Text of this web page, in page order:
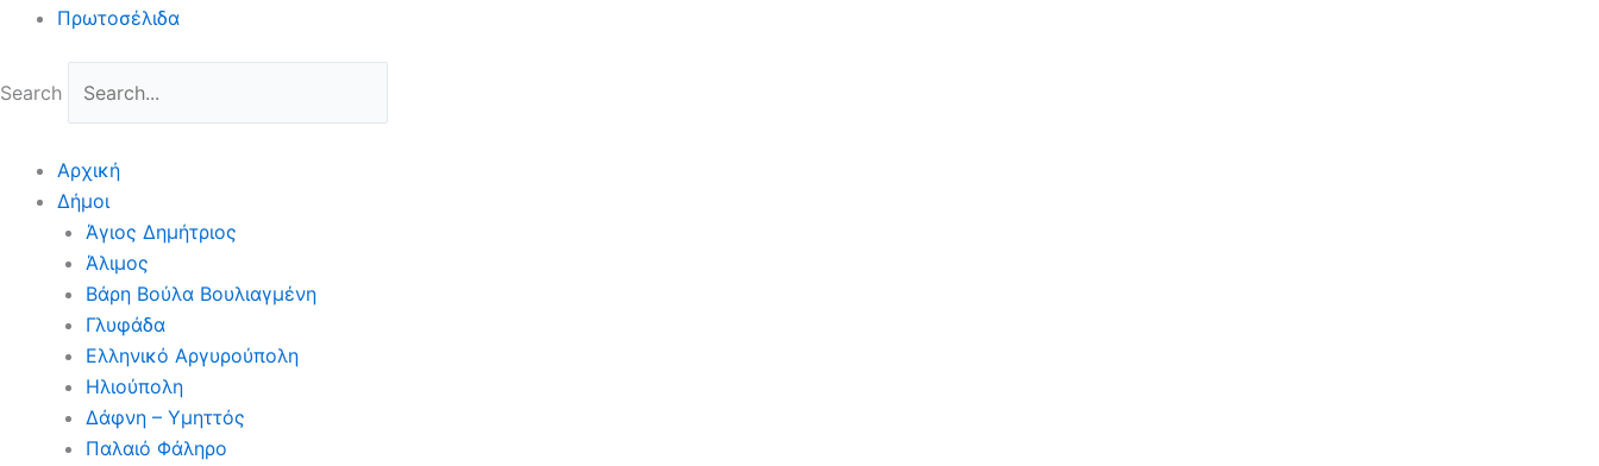
Πρωτοσέλιδα
Search
Αρχική
Δήμοι
Άγιος Δημήτριος
Άλιμος
Βάρη Βούλα Βουλιαγμένη
Γλυφάδα
Ελληνικό Αργυρούπολη
Ηλιούπολη
Δάφνη – Υμηττός
Παλαιό Φάληρο